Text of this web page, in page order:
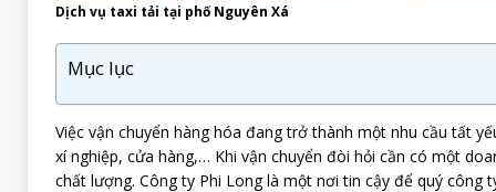
Dịch vụ taxi tải tại phố Nguyên Xá
Mục lục
Việc vận chuyển hàng hóa đang trở thành một nhu cầu tất
xí nghiệp, cửa hàng,… Khi vận chuyển đòi hỏi cần có một
chất lượng. Công ty Phi Long là một nơi tin cậy để quý công